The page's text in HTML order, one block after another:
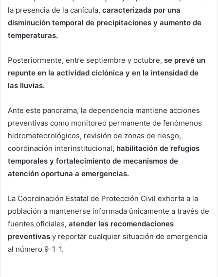
la presencia de la canícula, caracterizada por una
disminución temporal de precipitaciones y aumento de
temperaturas.
Posteriormente, entre septiembre y octubre, se prevé un
repunte en la actividad ciclónica y en la intensidad de
las lluvias.
Ante este panorama, la dependencia mantiene acciones
preventivas como monitoreo permanente de fenómenos
hidrometeorológicos, revisión de zonas de riesgo,
coordinación interinstitucional, habilitación de refugios
temporales y fortalecimiento de mecanismos de
atención oportuna a emergencias.
La Coordinación Estatal de Protección Civil exhorta a la
población a mantenerse informada únicamente a través de
fuentes oficiales, atender las recomendaciones
preventivas y reportar cualquier situación de emergencia
al número 9-1-1.